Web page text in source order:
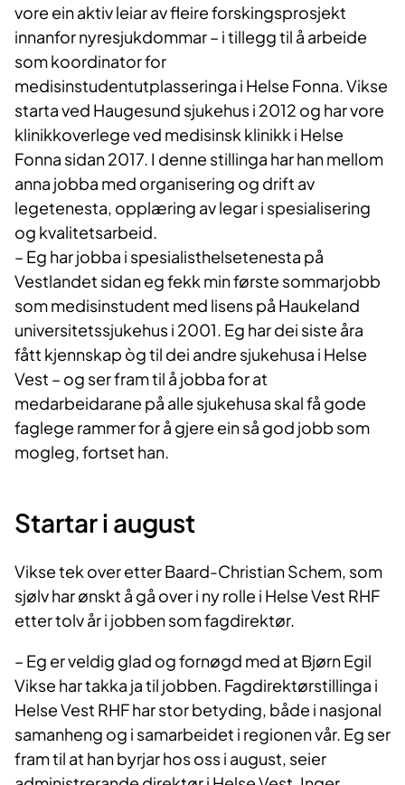
vore ein aktiv leiar av fleire forskingsprosjekt
innanfor nyresjukdommar– i tillegg til å arbeide
som koordinator for
medisinstudentutplasseringa i Helse Fonna. Vikse
starta ved Haugesund sjukehus i 2012 og har vore
klinikkoverlege ved medisinsk klinikk i Helse
Fonna sidan 2017. I denne stillinga har han mellom
anna jobba med organisering og drift av
legetenesta, opplæring av legar i spesialisering
og kvalitetsarbeid.
– Eg har jobba i spesialisthelsetenesta på
Vestlandet sidan eg fekk min første sommarjobb
som medisinstudent med lisens på Haukeland
universitetssjukehus i 2001. Eg har dei siste åra
fått kjennskap òg til dei andre sjukehusa i Helse
Vest – og ser fram til å jobba for at
medarbeidarane på alle sjukehusa skal få gode
faglege ramme​r for å gjere ein så god jobb som
mogleg, fortset han.
​Startar i august
Vikse tek over etter Baard-Christian Schem, som
sjølv har ønskt å gå over i ny rolle i Helse Vest RHF
etter tolv år i jobben som fagdirektør.
​– Eg er veldig glad og fornøgd med at Bjørn Egil
Vikse har takka ja til jobben. Fagdirektørstillinga i
Helse Vest RHF har stor betyding, både i nasjonal
samanheng og i samarbeidet i regionen vår. Eg ser
fram til at han byrjar hos oss i august, seier